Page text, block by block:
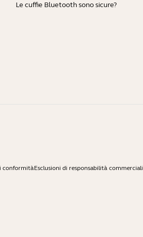
Le cuffie Bluetooth sono sicure?
conformitàEsclusioni di responsabilità commerciali